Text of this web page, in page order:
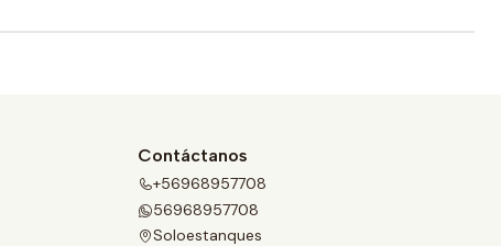
Contáctanos
+56968957708
56968957708
Soloestanques